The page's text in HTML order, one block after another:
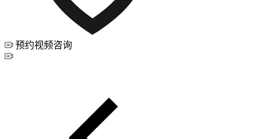
预约视频咨询